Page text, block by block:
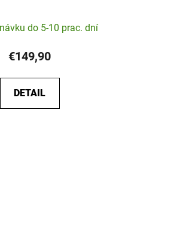
hodnotenie
produktu
je
5,0
z
do 5-10 prac. dní
€149,90
DETAIL